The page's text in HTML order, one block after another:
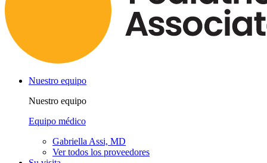
Nuestro equipo
Nuestro equipo
Equipo médico
Gabriella Assi, MD
Ver todos los proveedores